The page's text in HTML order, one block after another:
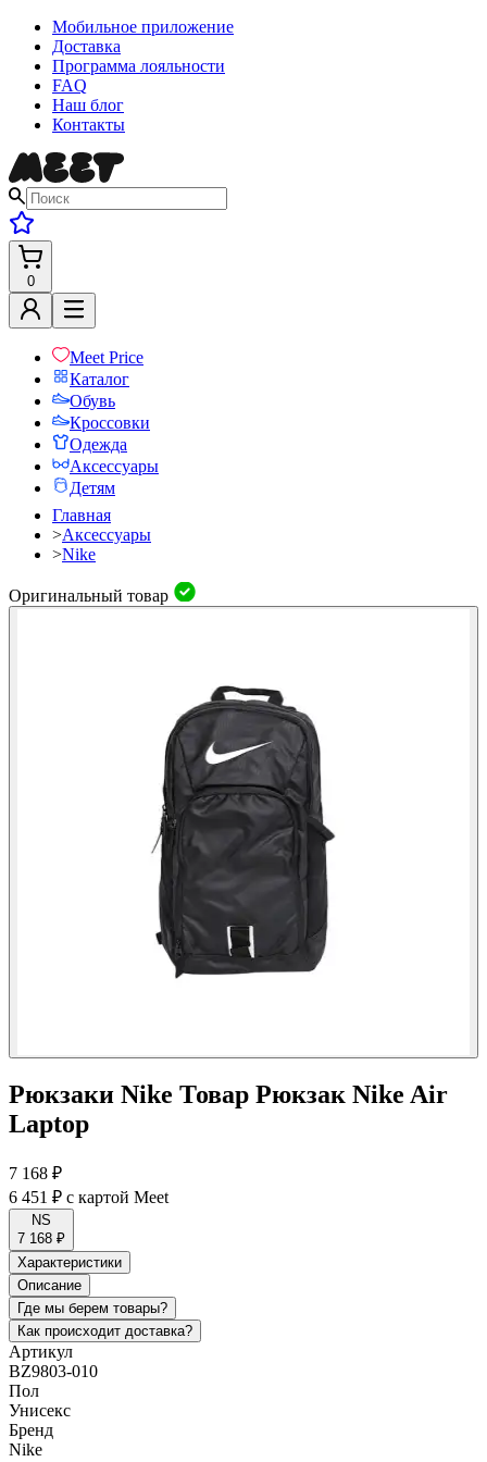
Мобильное приложение
Доставка
Программа лояльности
FAQ
Наш блог
Контакты
0
Meet Price
Каталог
Обувь
Кроссовки
Одежда
Аксессуары
Детям
Главная
>Аксессуары
>Nike
Оригинальный товар
Рюкзаки Nike Товар Рюкзак Nike Air
Laptop
7 168 ₽
6 451 ₽ с картой Meet
NS
7 168 ₽
Характеристики
Описание
Где мы берем товары?
Как происходит доставка?
Артикул
BZ9803-010
Пол
Унисекс
Бренд
Nike